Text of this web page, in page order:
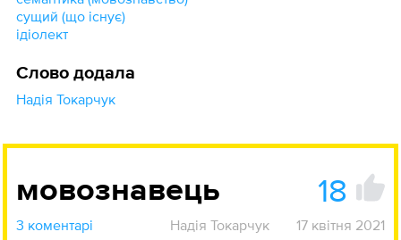
сущий (що існує)
ідіолект
Слово додала
Надія Токарчук
мовознавець 18
3 коментарі Надія Токарчук 17 квітня 2021